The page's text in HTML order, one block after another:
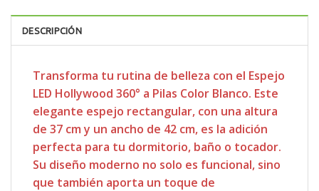
DESCRIPCIÓN
Transforma tu rutina de belleza con el Espejo
LED Hollywood 360° a Pilas Color Blanco. Este
elegante espejo rectangular, con una altura
de 37 cm y un ancho de 42 cm, es la adición
perfecta para tu dormitorio, baño o tocador.
Su diseño moderno no solo es funcional, sino
que también aporta un toque de